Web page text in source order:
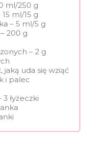
ml/250 g
15 ml/15 g
– 5 ml/5 g
200 g
– 2 g
jaką uda się wziąć
i palec
3 łyżeczki